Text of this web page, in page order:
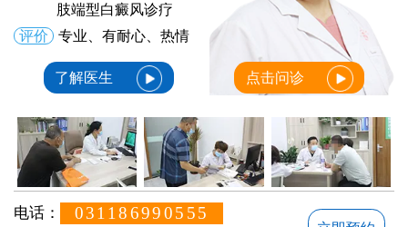
肢端型白癜风诊疗
评价
专业、有耐心、热情
了解医生 点击问诊
电话： 031186990555